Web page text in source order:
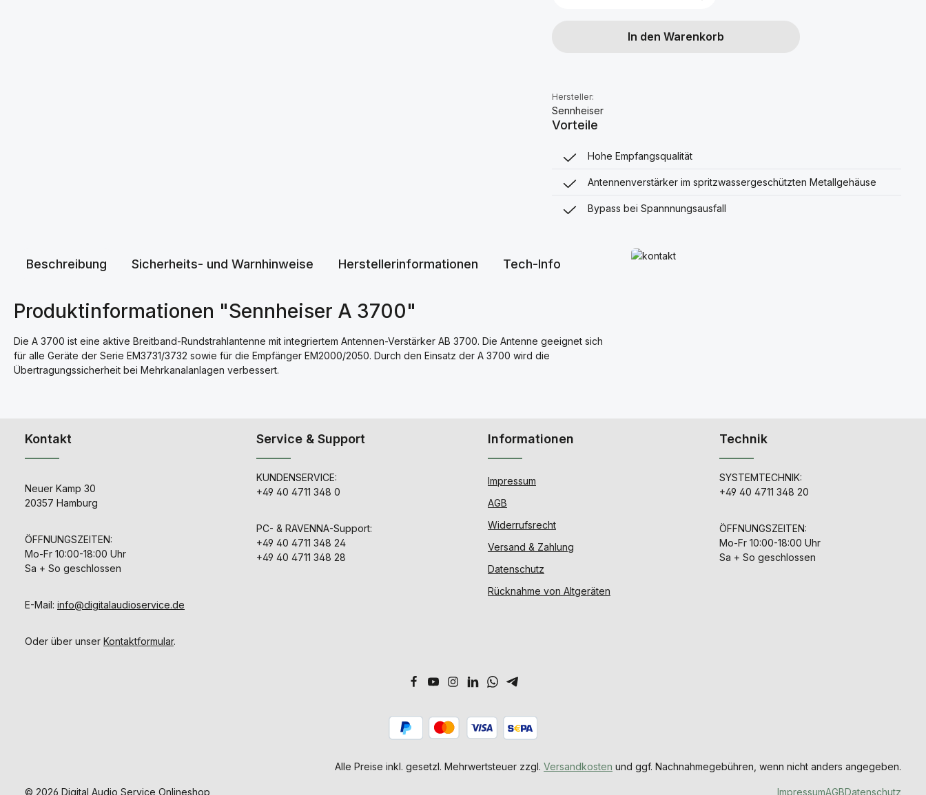
In den Warenkorb
Hersteller:
Sennheiser
Vorteile
Hohe Empfangsqualität
Antennenverstärker im spritzwassergeschützten Metallgehäuse
Bypass bei Spannnungsausfall
Beschreibung Sicherheits- und Warnhinweise Herstellerinformationen Tech-Info
Produktinformationen "Sennheiser A 3700"
Die A 3700 ist eine aktive Breitband-Rundstrahlantenne mit integriertem Antennen-Verstärker AB 3700. Die Antenne geeignet sich
für alle Geräte der Serie EM3731/3732 sowie für die Empfänger EM2000/2050. Durch den Einsatz der A 3700 wird die
Übertragungssicherheit bei Mehrkanalanlagen verbessert.
Mehr erfahren
Kontakt
Neuer Kamp 30
20357 Hamburg
ÖFFNUNGSZEITEN:
Mo-Fr 10:00-18:00 Uhr
Sa + So geschlossen
E-Mail: info@digitalaudioservice.de
Oder über unser Kontaktformular.
Service & Support
KUNDENSERVICE:
+49 40 4711 348 0
PC- & RAVENNA-Support:
+49 40 4711 348 24
+49 40 4711 348 28
Informationen
Impressum
AGB
Widerrufsrecht
Versand & Zahlung
Datenschutz
Rücknahme von Altgeräten
Technik
SYSTEMTECHNIK:
+49 40 4711 348 20
ÖFFNUNGSZEITEN:
Mo-Fr 10:00-18:00 Uhr
Sa + So geschlossen
Alle Preise inkl. gesetzl. Mehrwertsteuer zzgl. Versandkosten und ggf. Nachnahmegebühren, wenn nicht anders angegeben.
© 2026 Digital Audio Service Onlineshop ImpressumAGBDatenschutz